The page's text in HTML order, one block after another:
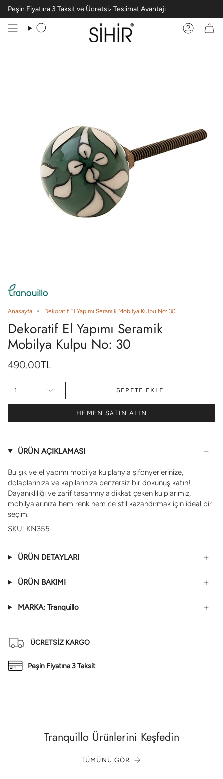
Peşin Fiyatına 3 Taksit ve Ücretsiz Teslimat Avantajı
Ara Hesabım
Anasayfa Dekoratif El Yapımı Seramik Mobilya Kulpu No: 30
Dekoratif El Yapımı Seramik
Mobilya Kulpu No: 30
490.00TL
1 SEPETE EKLE
HEMEN SATIN ALIN
ÜRÜN AÇIKLAMASI
Bu şık ve el yapımı mobilya kulplarıyla şifonyerlerinize,
dolaplarınıza ve kapılarınıza benzersiz bir dokunuş katın!
Dayanıklılığı ve zarif tasarımıyla dikkat çeken kulplarımız,
mobilyalarınıza hem renk hem de stil kazandırmak için ideal bir
seçim.
SKU: KN355
ÜRÜN DETAYLARI
ÜRÜN BAKIMI
MARKA: Tranquillo
ÜCRETSİZ KARGO
Peşin Fiyatına 3 Taksit
Tranquillo Ürünlerini Keşfedin
TÜMÜNÜ GÖR